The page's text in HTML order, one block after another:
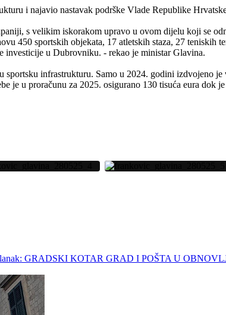
i najavio nastavak podrške Vlade Republike
s velikim iskorakom upravo u ovom dijelu koji se
450 sportskih objekata, 17 atletskih staza, 27 teniskih
investicije u Dubrovniku. - rekao je ministar Glavina.
infrastrukturu. Samo u 2024. godini izdvojeno
je u proračunu za 2025. osigurano 130 tisuća eura dok
GRADSKI KOTAR GRAD I POŠTA U